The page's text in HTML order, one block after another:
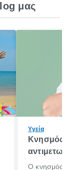
μας
Υγεία
Κνησμός:
Ο κνησμός